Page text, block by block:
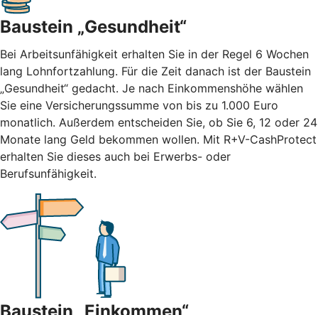
Baustein „Gesundheit“
Bei Arbeitsunfähigkeit erhalten Sie in der Regel 6 Wochen
lang Lohnfortzahlung. Für die Zeit danach ist der Baustein
„Gesundheit“ gedacht. Je nach Einkommenshöhe wählen
Sie eine Versicherungssumme von bis zu 1.000 Euro
monatlich. Außerdem entscheiden Sie, ob Sie 6, 12 oder 24
Monate lang Geld bekommen wollen. Mit R+V-CashProtect
erhalten Sie dieses auch bei Erwerbs- oder
Berufsunfähigkeit.
Baustein „Einkommen“